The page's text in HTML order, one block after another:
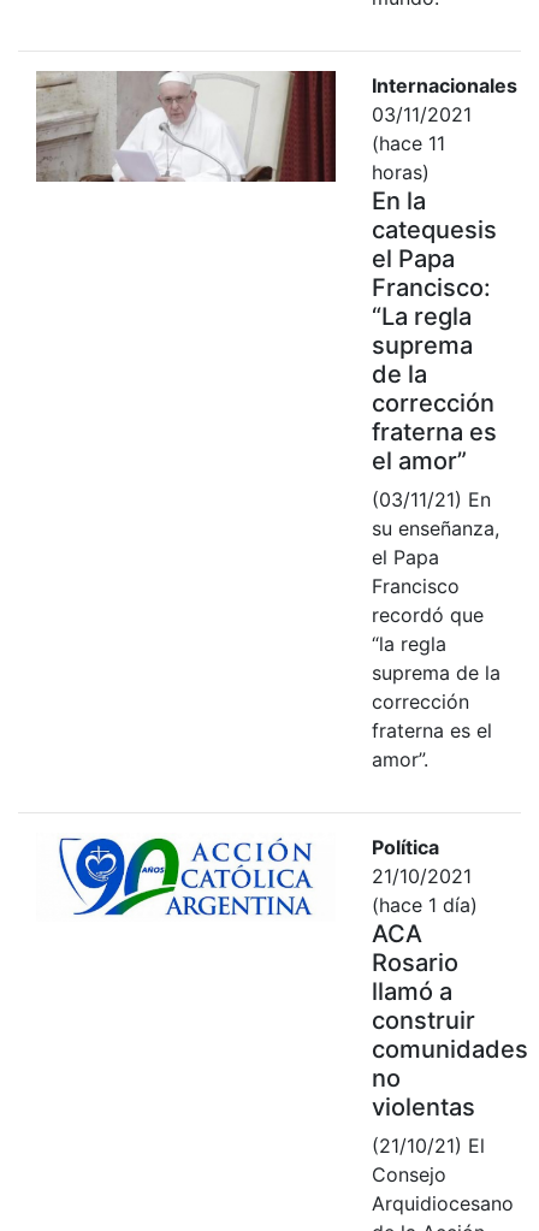
Internacionales
03/11/2021
(hace 11
horas)
En la
catequesis
el Papa
Francisco:
“La regla
suprema
de la
corrección
fraterna es
el amor”
(03/11/21) En
su enseñanza,
el Papa
Francisco
recordó que
“la regla
suprema de la
corrección
fraterna es el
amor”.
Política
21/10/2021
(hace 1 día)
ACA
Rosario
llamó a
construir
comunidades
no
violentas
(21/10/21) El
Consejo
Arquidiocesano